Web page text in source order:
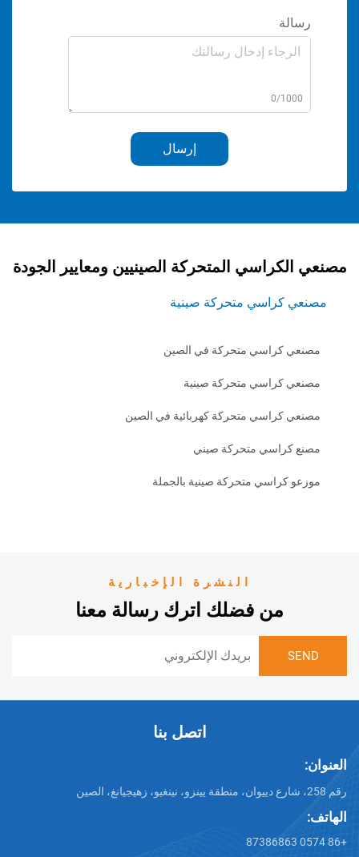
المتحركة الصينيين ومعايير الجودة
متحركة صينية
متحركة في الصين
متحركة صينية
متحركة كهربائية في الصين
متحركة صيني
متحركة صينية بالجملة
النشرة الإخبارية
من فضلك اترك رسالة معنا